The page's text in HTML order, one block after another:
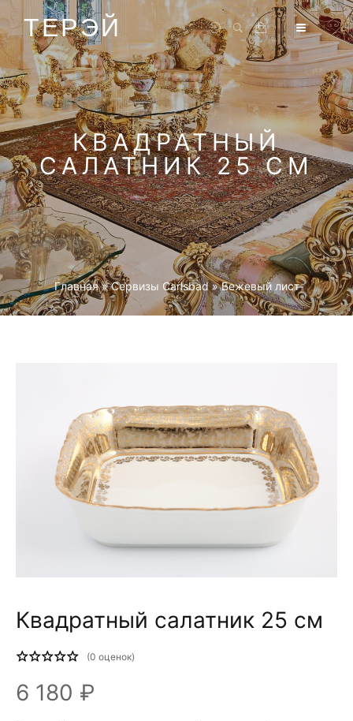
ТЕРЭЙ
КВАДРАТНЫЙ
САЛАТНИК 25 СМ
Главная »Cервизы Carlsbad »Бежевый лист
Квадратный салатник 25 см
(0 оценок)
6 180 ₽